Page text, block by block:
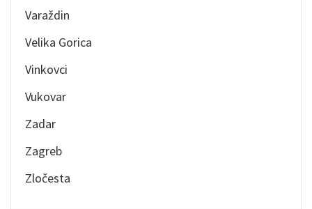
Varaždin
Velika Gorica
Vinkovci
Vukovar
Zadar
Zagreb
Zločesta